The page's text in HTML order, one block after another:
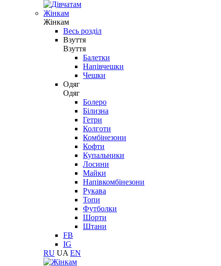
Жінкам
Жінкам
Весь розділ
Взуття
Взуття
Балетки
Напівчешки
Чешки
Одяг
Одяг
Болеро
Білизна
Гетри
Колготи
Комбінезони
Кофти
Купальники
Лосини
Майки
Напівкомбінезони
Рукава
Топи
Футболки
Шорти
Штани
FB
IG
RU UA EN